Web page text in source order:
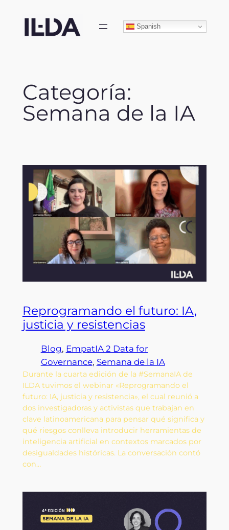
content
Spanish
Categoría:
Semana de la IA
Reprogramando el futuro: IA,
justicia y resistencias
Blog, EmpatIA 2 Data for
Governance, Semana de la IA
Durante la cuarta edición de la #SemanaIA de
ILDA tuvimos el webinar «Reprogramando el
futuro: IA, justicia y resistencia», el cual reunió a
dos investigadoras y activistas que trabajan en
clave latinoamericana para pensar qué significa y
qué riesgos conlleva introducir herramientas de
inteligencia artificial en contextos marcados por
desigualdades históricas. La conversación contó
con…